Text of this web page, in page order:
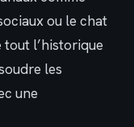
ou le chat
tout l’historique
les
une